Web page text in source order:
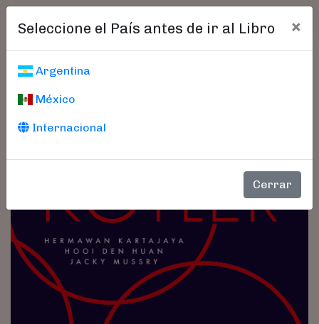
Seleccione el País antes de ir al Libro ×
Argentina
México
Internacional
Cerrar